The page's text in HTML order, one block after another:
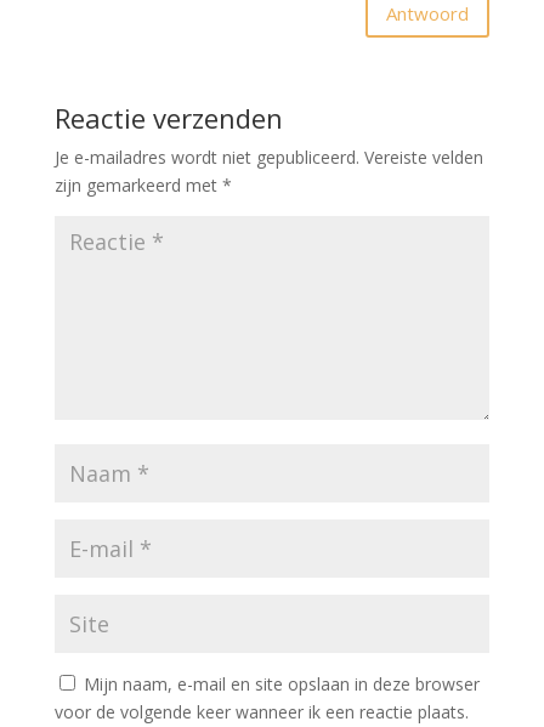
Antwoord
Reactie verzenden
Je e-mailadres wordt niet gepubliceerd. Vereiste velden
zijn gemarkeerd met *
Mijn naam, e-mail en site opslaan in deze browser
voor de volgende keer wanneer ik een reactie plaats.